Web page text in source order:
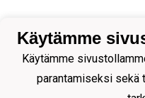
Käytämme
Käytämme
parantamiseksi sekä